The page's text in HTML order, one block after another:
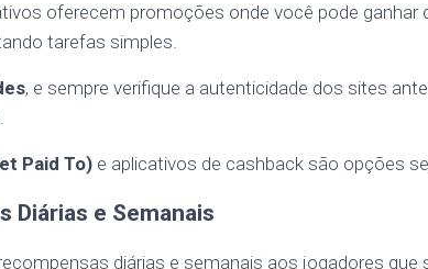
oferecem promoções onde você pode ganhar
tarefas simples.
, e sempre verifique a autenticidade dos sites
Paid To) e aplicativos de cashback são opções
Diárias e Semanais
diárias e semanais aos jogadores que